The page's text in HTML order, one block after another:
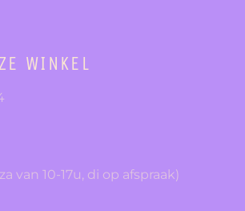
WINKEL
van 10-17u, di op afspraak)